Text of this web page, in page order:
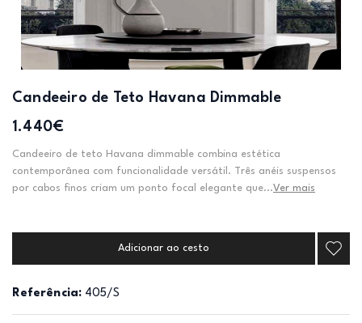
Candeeiro de Teto Havana Dimmable
1.440€
Candeeiro de teto Havana dimmable combina estética
contemporânea com funcionalidade versátil. Três anéis suspensos
por cabos finos criam um ponto focal elegante que...Ver mais
Adicionar ao cesto
Referência: 405/S